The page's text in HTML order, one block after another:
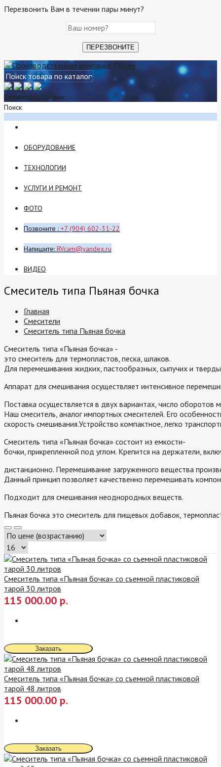
Перезвонить Вам в течении пары минут?
Свяжитесь с нами:
Поиск
ОБОРУДОВАНИЕ
ТЕХНОЛОГИИ
УСЛУГИ И РЕМОНТ
ФОТО
Позвоните : +7 (904) 602-31-22
Напишите: RVcam@yandex.ru
ВИДЕО
Смеситель типа Пьяная бочка
Главная
Смесители
Смеситель типа Пьяная бочка
Смеситель типа «Пьяная бочка» -
это смеситель для термопластов, песка, шлаков.
Для перемешивания жидких, пастообразных, сыпучих и
Аппарат для смешивания осуществляет интенсивное
Поставка осуществляется в двух вариантах, число оборотов
Наш смеситель, аналог импортных смесителей. Его
скорость смешивания.Устройство компактное, легко
Смеситель типа «Пьяная бочка» состоит из емкости-
бочки, прикрепленной под углом. Крепится на держатели,
дистанционно. Перемешивание загруженного вещества
Данный принцип позволяет качественно перемешивать
Подходит для смешивания неоднородных веществ.
Пьяная бочка это смеситель для пищевых добавок,
Смеситель типа «Пьяная бочка» со съемной пластиковой
тарой 30 литров
115 000.00 р.
Заказать
Смеситель типа «Пьяная бочка» со съемной пластиковой
тарой 48 литров
115 000.00 р.
Заказать